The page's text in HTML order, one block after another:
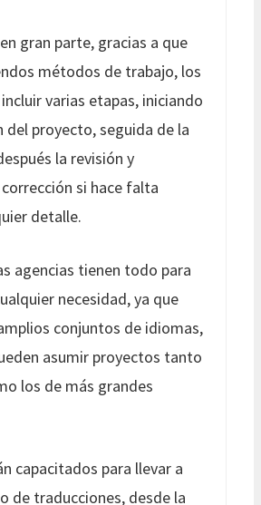
gran parte, gracias a que
métodos de trabajo, los
varias etapas, iniciando
del proyecto, seguida de la
la revisión y
si hace falta
detalle.
agencias tienen todo para
necesidad, ya que
conjuntos de idiomas,
asumir proyectos tanto
los de más grandes
capacitados para llevar a
de traducciones, desde la